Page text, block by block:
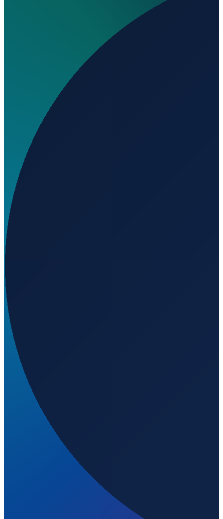
Wo liegt Elrose Airfield?
Auf welcher Höhe liegt Elrose Airfield?
Wird geladen...
Vancouver